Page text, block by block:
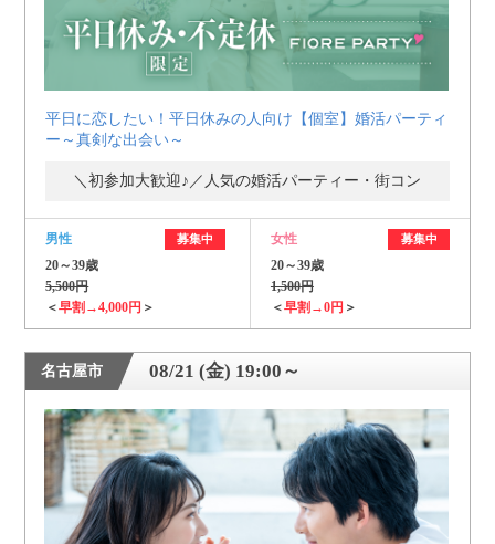
平日に恋したい！平日休みの人向け【個室】婚活パーティ
ー～真剣な出会い～
＼初参加大歓迎♪／人気の婚活パーティー・街コン
男性 募集中
20～39歳
5,500円
＜早割→4,000円 ＞
女性 募集中
20～39歳
1,500円
＜早割→0円 ＞
名古屋市 08/21 (金) 19:00～